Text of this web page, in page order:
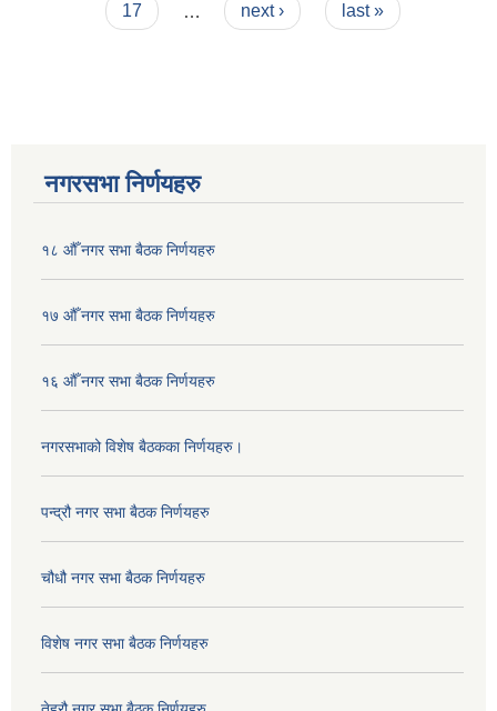
17
next › last »
नगरसभा निर्णयहरु
१८ औँ नगर सभा बैठक निर्णयहरु
१७ औँ नगर सभा बैठक निर्णयहरु
१६ औँ नगर सभा बैठक निर्णयहरु
नगरसभाको विशेष बैठकका निर्णयहरु।
पन्द्रौ नगर सभा बैठक निर्णयहरु
चौधौ नगर सभा बैठक निर्णयहरु
विशेष नगर सभा बैठक निर्णयहरु